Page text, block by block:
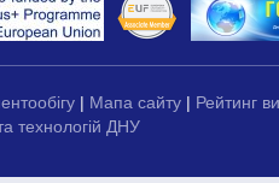
| Мапа сайту | Рейтинг
технологій ДНУ